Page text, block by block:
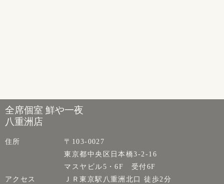
全席個室 鮮や一夜
八重洲店
住所
〒103-0027
東京都中央区日本橋3-2-16
マスヤビル5・6F 受付6F
アクセス
ＪＲ東京駅八重洲北口 徒歩2分